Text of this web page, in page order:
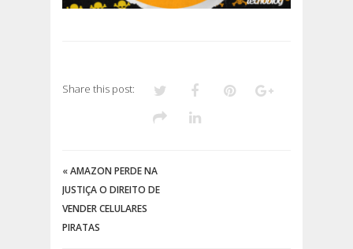
Share this post:
«AMAZON PERDE NA
JUSTIÇA O DIREITO DE
VENDER CELULARES
PIRATAS